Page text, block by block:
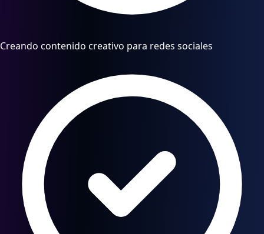
Creando contenido creativo para redes sociales